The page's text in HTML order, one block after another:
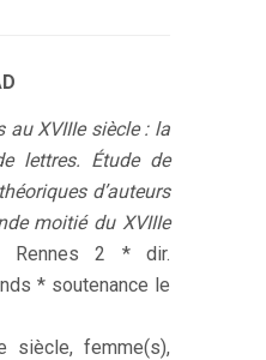
au XVIIIe siècle : la
lettres. Étude de
d’auteurs
moitié du XVIIIe
Rennes 2 * dir.
* soutenance le
siècle, femme(s),